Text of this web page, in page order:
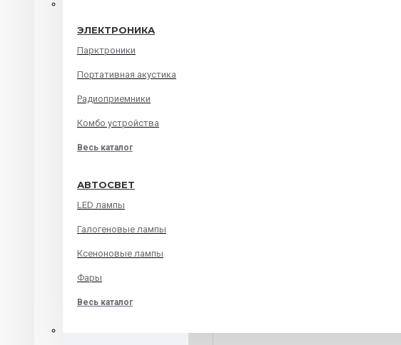
ЭЛЕКТРОНИКА
Парктроники
Портативная акустика
Радиоприемники
Комбо устройства
Весь каталог
АВТОСВЕТ
LED лампы
Галогеновые лампы
Ксеноновые лампы
Фары
Весь каталог
Audi
BMW
Chevrolet
Lada
Mazda
Mitsubishi